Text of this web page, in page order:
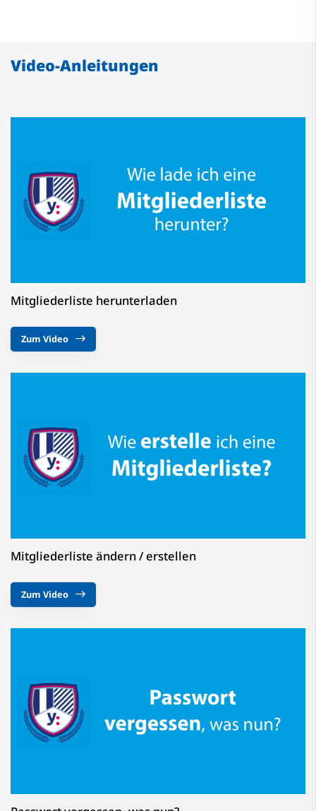
Video-Anleitungen
Mitgliederliste herunterladen
Zum Video
Mitgliederliste ändern / erstellen
Zum Video